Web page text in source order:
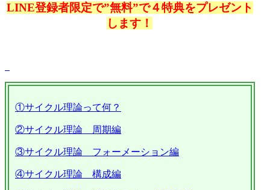
LINE登録者限定で”無料”で４特典をプレゼント
します！
①サイクル理論って何？
②サイクル理論 周期編
③サイクル理論 フォーメーション編
④サイクル理論 構成編